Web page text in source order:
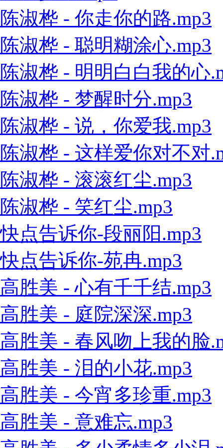
陈淑桦 - 你走你的路.mp3
陈淑桦 - 聪明糊涂心.mp3
陈淑桦 - 明明白白我的心
陈淑桦 - 梦醒时分.mp3
陈淑桦 - 说，你爱我.mp3
陈淑桦 - 这样爱你对不对
陈淑桦 - 滚滚红尘.mp3
陈淑桦 - 笑红尘.mp3
快点告诉你-段丽阳.mp3
快点告诉你-苑冉.mp3
高胜美 - 心有千千结.mp3
高胜美 - 庭院深深.mp3
高胜美 - 春风吻上我的脸
高胜美 - 泪的小花.mp3
高胜美 - 今宵多珍重.mp3
高胜美 - 意难忘.mp3